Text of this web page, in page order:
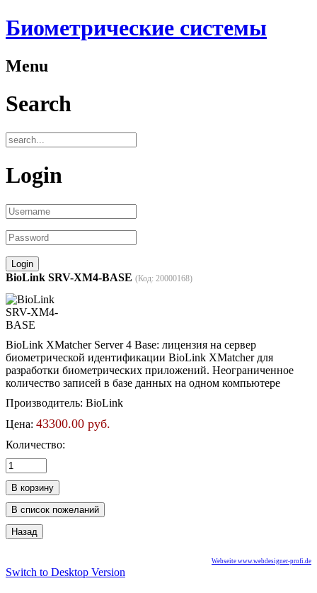
Биометрические системы
Menu
Search
Login
BioLink SRV-XM4-BASE (Код: 20000168)
BioLink XMatcher Server 4 Base: лицензия на сервер
биометрической идентификации BioLink XMatcher для
разработки биометрических приложений. Неограниченное
количество записей в базе данных на одном компьютере
Производитель: BioLink
Цена: 43300.00 руб.
Количество:
Webseite www.webdesigner-profi.de
Switch to Desktop Version